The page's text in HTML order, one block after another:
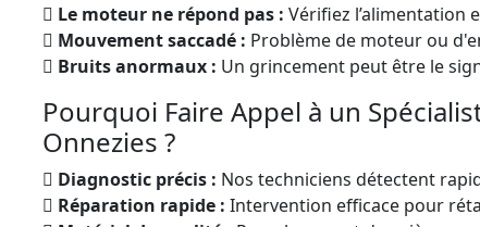
Le moteur ne répond pas : Vérifiez l’alimentation
Mouvement saccadé : Problème de moteur ou
Bruits anormaux : Un grincement peut être le
Pourquoi Faire Appel à un
Onnezies ?
Diagnostic précis : Nos techniciens détectent
Réparation rapide : Intervention efficace pour